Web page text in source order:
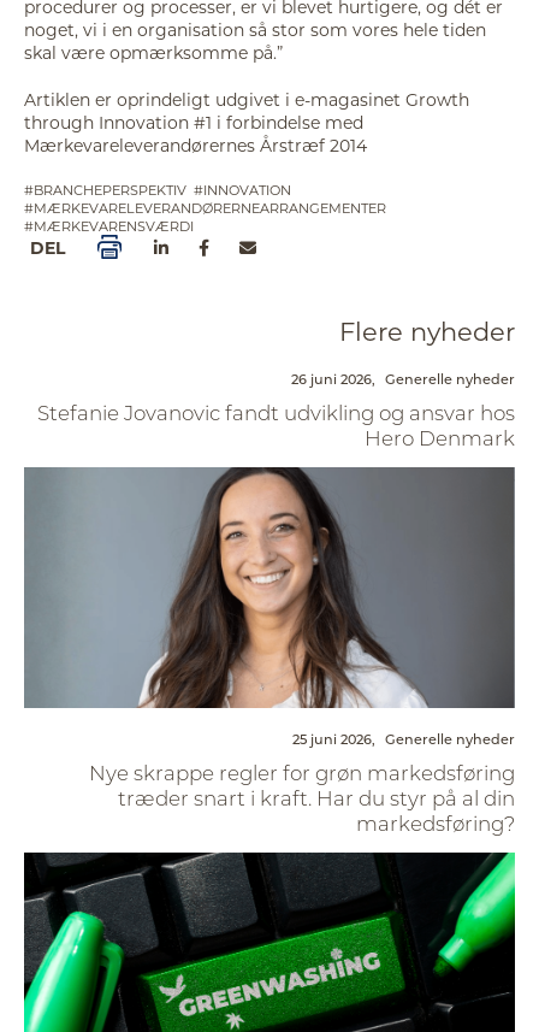
procedurer og processer, er vi blevet hurtigere, og dét er
noget, vi i en organisation så stor som vores hele tiden
skal være opmærksomme på.”
Artiklen er oprindeligt udgivet i e-magasinet Growth
through Innovation #1 i forbindelse med
Mærkevareleverandørernes Årstræf 2014
#BRANCHEPERSPEKTIV #INNOVATION
#MÆRKEVARELEVERANDØRERNEARRANGEMENTER
#MÆRKEVARENSVÆRDI
DEL
Flere nyheder
26 juni 2026, Generelle nyheder
Stefanie Jovanovic fandt udvikling og ansvar hos
Hero Denmark
25 juni 2026, Generelle nyheder
Nye skrappe regler for grøn markedsføring
træder snart i kraft. Har du styr på al din
markedsføring?